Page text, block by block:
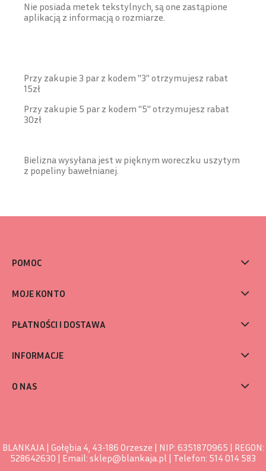
Nie posiada metek tekstylnych, są one zastąpione
aplikacją z informacją o rozmiarze.
Przy zakupie 3 par z kodem "3" otrzymujesz rabat
15zł
Przy zakupie 5 par z kodem "5" otrzymujesz rabat
30zł
Bielizna wysyłana jest w pięknym woreczku uszytym
z popeliny bawełnianej.
POMOC
MOJE KONTO
PŁATNOŚCI I DOSTAWA
INFORMACJE
O NAS
BLANKAJA | Gołębia 4, 43-186 Orzesze | NIP: 6351870965 | REGON:
528642630 | Email: sklep@blankaja.pl | Telefon: 514 014 583